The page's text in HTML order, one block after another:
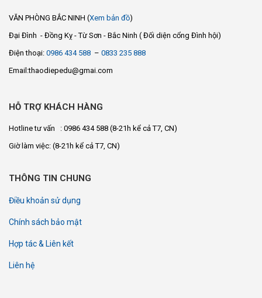
VĂN PHÒNG BẮC NINH (Xem bản đồ)
Đại Đình - Đồng Kỵ - Từ Sơn - Bắc Ninh ( Đối diện cổng Đình hội)
Điện thoại: 0986 434 588 – 0833 235 888
Email:thaodiepedu@gmai.com
HỖ TRỢ KHÁCH HÀNG
Hotline tư vấn : 0986 434 588 (8-21h kể cả T7, CN)
Giờ làm việc: (8-21h kể cả T7, CN)
THÔNG TIN CHUNG
Điều khoản sử dụng
Chính sách bảo mật
Hợp tác & Liên kết
Liên hệ